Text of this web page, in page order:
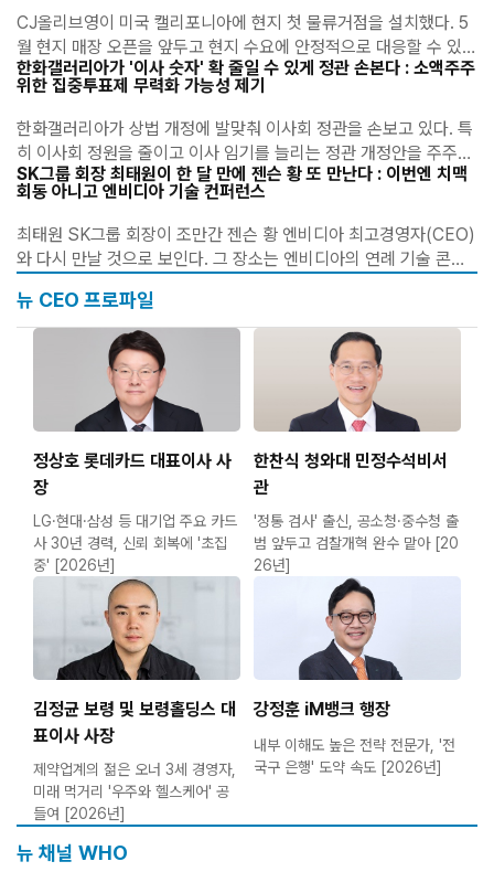
CJ올리브영이 미국 캘리포니아에 현지 첫 물류거점을 설치했다. 5
월 현지 매장 오픈을 앞두고 현지 수요에 안정적으로 대응할 수 있는
물류 네트워크를 구축한 것이다. 이선정 CJ올리브영 대표이사가 미
국 내 K-뷰티 수요에 대응하기 위한 인프라..
한화갤러리아가 '이사 숫자' 확 줄일 수 있게 정관 손본다 : 소액주주
위한 집중투표제 무력화 가능성 제기
한화갤러리아가 상법 개정에 발맞춰 이사회 정관을 손보고 있다. 특
히 이사회 정원을 줄이고 이사 임기를 늘리는 정관 개정안을 주주총
회 안건으로 올리면서 이사회 구조 전반에 변화가 예고됐다. 일각에
서는 이러한 조치가 경영권 안정성을 강화..
SK그룹 회장 최태원이 한 달 만에 젠슨 황 또 만난다 : 이번엔 치맥
회동 아니고 엔비디아 기술 컨퍼런스
최태원 SK그룹 회장이 조만간 젠슨 황 엔비디아 최고경영자(CEO)
와 다시 만날 것으로 보인다. 그 장소는 엔비디아의 연례 기술 콘퍼
에 재차 미국을 방문하는 것으로 그룹 총수가 ..
뉴 CEO 프로파일
정상호 롯데카드 대표이사 사
장
LG·현대·삼성 등 대기업 주요 카드
사 30년 경력, 신뢰 회복에 '초집
중' [2026년]
한찬식 청와대 민정수석비서
관
'정통 검사' 출신, 공소청·중수청 출
범 앞두고 검찰개혁 완수 맡아 [20
26년]
김정균 보령 및 보령홀딩스 대
표이사 사장
제약업계의 젊은 오너 3세 경영자,
미래 먹거리 '우주와 헬스케어' 공
들여 [2026년]
강정훈 iM뱅크 행장
내부 이해도 높은 전략 전문가, '전
국구 은행' 도약 속도 [2026년]
뉴 채널 WHO